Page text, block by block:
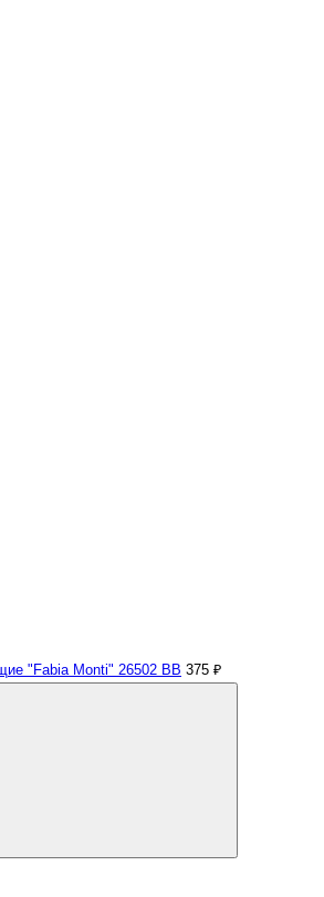
"Fabia Monti" 26502 ВВ 375 ₽